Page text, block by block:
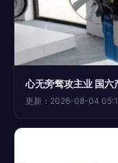
心无旁骛攻主业 国
更新：2026-08-04